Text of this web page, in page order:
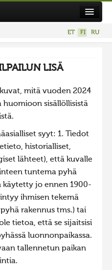
ET FI RU
LISÄ
mitä vuoden 2024
huomioon sisällöllisistä
syyt: 1. Tiedot
historialliset,
lähteet), että kuvalle
tuntema pyhä
käytetty jo ennen 1900-
ihmisen tekemä
rakennus tms.) tai
tietoa, että se sijaitsisi
luonnonpaikassa.
tallennetun paikan